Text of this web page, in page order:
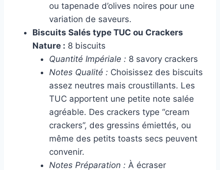
ou tapenade d’olives noires pour une
variation de saveurs.
Biscuits Salés type TUC ou Crackers
Nature : 8 biscuits
Quantité Impériale : 8 savory crackers
Notes Qualité : Choisissez des biscuits
assez neutres mais croustillants. Les
TUC apportent une petite note salée
agréable. Des crackers type “cream
crackers”, des gressins émiettés, ou
même des petits toasts secs peuvent
convenir.
Notes Préparation : À écraser